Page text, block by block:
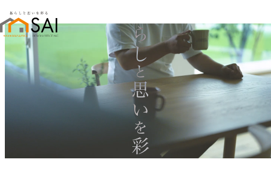
暮らし
と
思い
を
彩る